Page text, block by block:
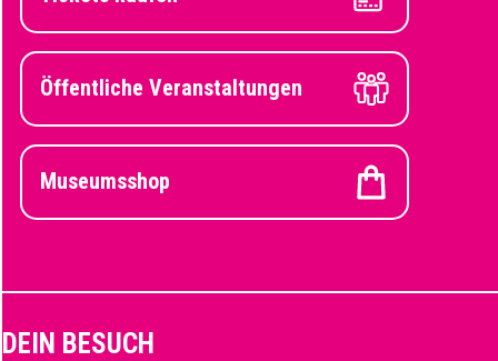
Öffentliche Veranstaltungen
Museumsshop
DEIN BESUCH